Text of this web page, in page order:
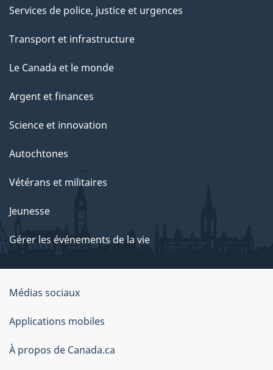
Services de police, justice et urgences
Transport et infrastructure
Le Canada et le monde
Argent et finances
Science et innovation
Autochtones
Vétérans et militaires
Jeunesse
Gérer les événements de la vie
Organisation
du
gouvernement
du
Médias sociaux
Applications mobiles
À propos de Canada.ca